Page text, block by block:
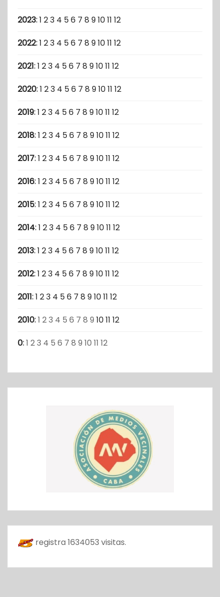
2023:1 23 4 56 7 8 91011 12
2022:1 23 4 56 7 8 91011 12
2021:1 23 4 56 7 8 91011 12
2020:1 23 4 56 7 8 91011 12
2019:1 23 4 56 7 8 91011 12
2018:1 23 4 56 7 8 91011 12
2017:1 23 4 56 7 8 91011 12
2016:1 23 4 56 7 8 91011 12
2015:1 23 4 56 7 8 91011 12
2014:1 23 4 56 7 8 91011 12
2013:1 23 4 56 7 8 91011 12
2012:1 23 4 56 7 8 91011 12
2011:1 23 4 56 7 8 91011 12
2010:1 23 4 5 6 7 8 9 1011 12
0:1 23 4 5 6 7 8 9 10 11 12
registra 1634053 visitas.